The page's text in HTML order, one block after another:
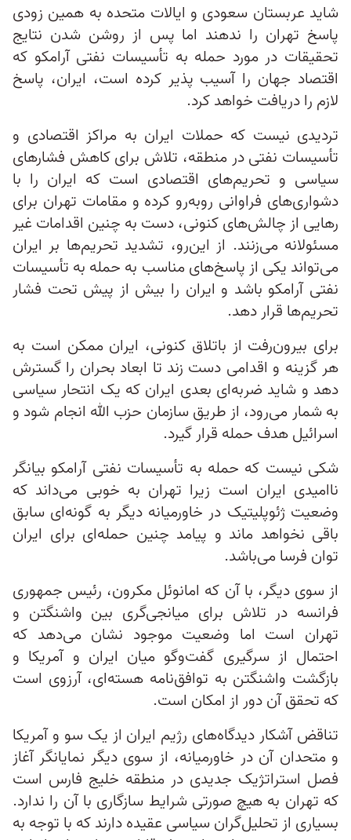
شاید عربستان سعودی و ایالات متحده به همین زودی
پاسخ تهران را ندهند اما پس از روشن شدن نتایج
تحقیقات در مورد حمله به تأسیسات نفتی آرامکو که
اقتصاد جهان را آسیب پذیر کرده است، ایران، پاسخ
لازم را دریافت خواهد کرد.
تردیدی نیست که حملات ایران به مراکز اقتصادی و
تأسیسات نفتی در منطقه، تلاش برای کاهش فشارهای
سیاسی و تحریم‌های اقتصادی است که ایران را با
دشواری‌های فراوانی روبه‌رو کرده و مقامات تهران برای
رهایی از چالش‌های کنونی، دست به چنین اقدامات غیر
مسئولانه می‌زنند. از این‌رو، تشدید تحریم‌ها بر ایران
می‌تواند یکی از پاسخ‌های مناسب به حمله به تأسیسات
نفتی آرامکو باشد و ایران را بیش از پیش تحت فشار
تحریم‌ها قرار دهد.
برای بیرون‌رفت از باتلاق کنونی، ایران ممکن است به
هر گزینه و اقدامی دست زند تا ابعاد بحران را گسترش
دهد و شاید ضربه‌ای بعدی ایران که یک انتحار سیاسی
به شمار می‌رود، از طریق سازمان حزب الله انجام شود و
اسرائیل هدف حمله قرار گیرد.
شکی نیست که حمله به تأسیسات نفتی آرامکو بیانگر
ناامیدی ایران است زیرا تهران به خوبی می‌داند که
وضعیت ژئوپلیتیک در خاورمیانه دیگر به گونه‌ای سابق
باقی نخواهد ماند و پیامد چنین حمله‌ای برای ایران
توان فرسا می‌باشد.
از سوی دیگر، با آن که امانوئل مکرون، رئیس جمهوری
فرانسه در تلاش برای میانجی‌گری بین واشنگتن و
تهران است اما وضعیت موجود نشان می‌دهد که
احتمال از سرگیری گفت‌وگو میان ایران و آمریکا و
بازگشت واشنگتن به توافق‌نامه هسته‌ای، آرزوی است
که تحقق آن دور از امکان است.
تناقض آشکار دیدگاه‌های رژیم ایران از یک سو و آمریکا
و متحدان آن در خاورمیانه، از سوی دیگر نمایانگر آغاز
فصل استراتژیک جدیدی در منطقه خلیج فارس است
که تهران به هیچ صورتی شرایط سازگاری با آن را ندارد.
بسیاری از تحلیل‌گران سیاسی عقیده دارند که با توجه به